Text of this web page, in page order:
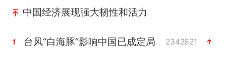
中国经济展现强大韧性和活力
1 台风“白海豚”影响中国已成定局 2342621